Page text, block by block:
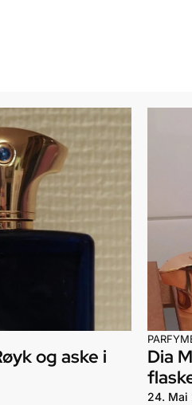
og aske i
Dia
24. Mai